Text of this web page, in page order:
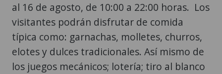
al 16 de agosto, de 10:00 a 22:00 horas. Los
visitantes podrán disfrutar de comida
típica como: garnachas, molletes, churros,
elotes y dulces tradicionales. Así mismo de
los juegos mecánicos; lotería; tiro al blanco